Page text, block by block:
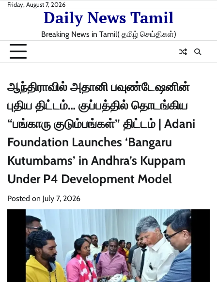
SkipFriday, August 7, 2026
Daily News Tamil
Breaking News in Tamil( தமிழ் செய்திகள்)
ஆந்திராவில் அதானி பவுண்டேஷனின்
புதிய திட்டம்… குப்பத்தில் தொடங்கிய
“பங்காரு குடும்பங்கள்” திட்டம் | Adani
Foundation Launches ‘Bangaru
Kutumbams’ in Andhra’s Kuppam
Under P4 Development Model
Posted on July 7, 2026